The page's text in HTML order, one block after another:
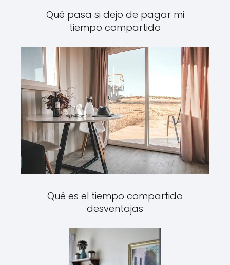
Qué pasa si dejo de pagar mi
tiempo compartido
Qué es el tiempo compartido
desventajas